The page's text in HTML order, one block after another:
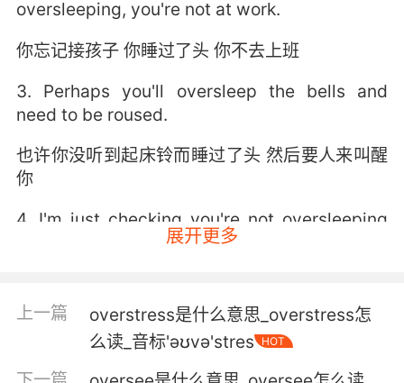
oversleeping, you're not at work.
你忘记接孩子 你睡过了头 你不去上班
3. Perhaps you'll oversleep the bells and
need to be roused.
也许你没听到起床铃而睡过了头 然后要人来叫醒
你
4. I'm just checking you're not oversleeping
for an appointment or anything.
事情
展开更多
上一篇
overstress是什么意思_overstress怎
么读_音标'əʊvə'stres
HOT